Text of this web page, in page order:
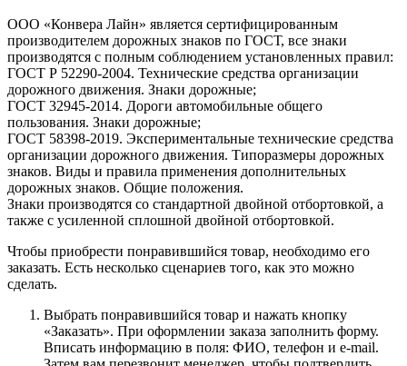
ООО «Конвера Лайн» является сертифицированным
производителем дорожных знаков по ГОСТ, все знаки
производятся с полным соблюдением установленных правил:
ГОСТ Р 52290-2004. Технические средства организации
дорожного движения. Знаки дорожные;
ГОСТ 32945-2014. Дороги автомобильные общего
пользования. Знаки дорожные;
ГОСТ 58398-2019. Экспериментальные технические средства
организации дорожного движения. Типоразмеры дорожных
знаков. Виды и правила применения дополнительных
дорожных знаков. Общие положения.
Знаки производятся со стандартной двойной отбортовкой, а
также с усиленной сплошной двойной отбортовкой.
Чтобы приобрести понравившийся товар, необходимо его
заказать. Есть несколько сценариев того, как это можно
сделать.
Выбрать понравившийся товар и нажать кнопку
«Заказать». При оформлении заказа заполнить форму.
Вписать информацию в поля: ФИО, телефон и e-mail.